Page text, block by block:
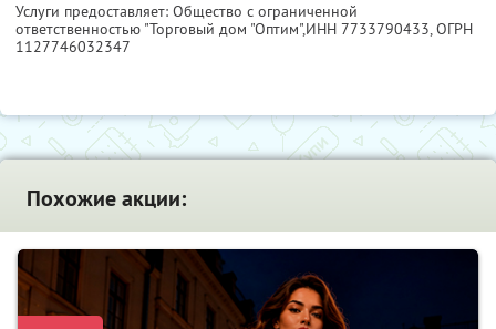
Услуги предоставляет: Общество с ограниченной
ответственностью "Торговый дом "Оптим",ИНН 7733790433, ОГРН
1127746032347
Похожие акции: